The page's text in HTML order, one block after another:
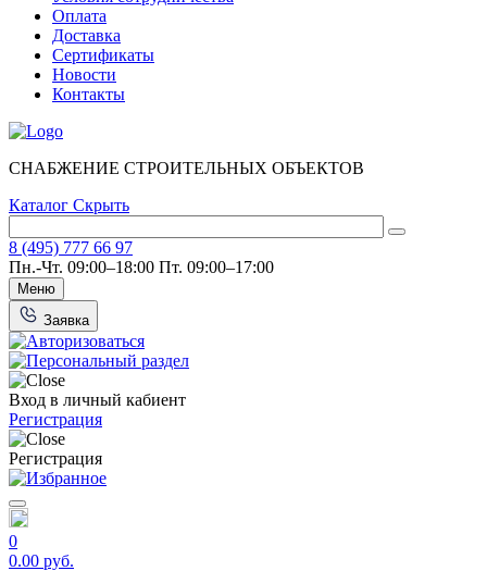
Оплата
Доставка
Сертификаты
Новости
Контакты
СНАБЖЕНИЕ СТРОИТЕЛЬНЫХ ОБЪЕКТОВ
Каталог Скрыть
8 (495) 777 66 97
Пн.-Чт. 09:00–18:00 Пт. 09:00–17:00
Меню
Заявка
Вход в личный кабиент
Регистрация
Регистрация
0
0.00 руб.